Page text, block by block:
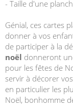
- Taille d'une
Génial, ces cartes
donner à vos
de participer à la
noël donneront
pour les fêtes de
servir à décorer
en particulier les
Noël, bonhomme